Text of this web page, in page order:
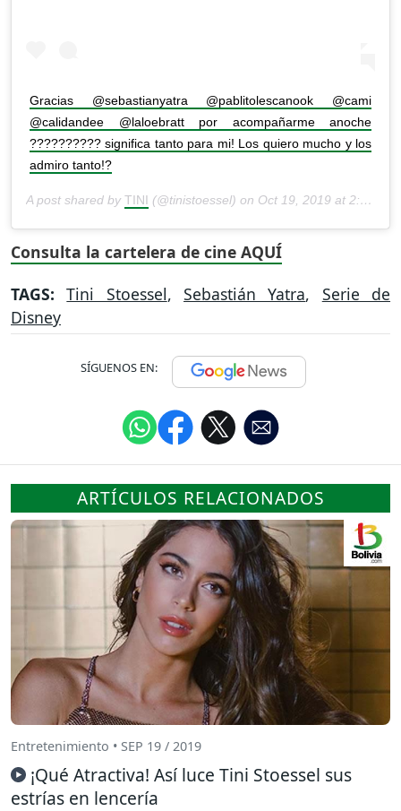
Gracias @sebastianyatra @pablitolescanook @cami
@calidandee @laloebratt por acompañarme anoche
?????????? significa tanto para mi! Los quiero mucho y los
admiro tanto!?
A post shared by TINI (@tinistoessel) on Oct 19, 2019 at 2:33pm PDT
Consulta la cartelera de cine AQUÍ
TAGS:Tini Stoessel,Sebastián Yatra, Serie de
Disney
SÍGUENOS EN:
ARTÍCULOS RELACIONADOS
Entretenimiento • SEP 19 / 2019
¡Qué Atractiva! Así luce Tini Stoessel sus
estrías en lencería